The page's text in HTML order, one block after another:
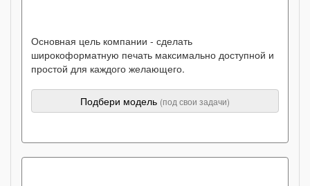
Основная цель компании - сделать
широкоформатную печать максимально доступной и
простой для каждого желающего.
Подбери модель (под свои задачи)